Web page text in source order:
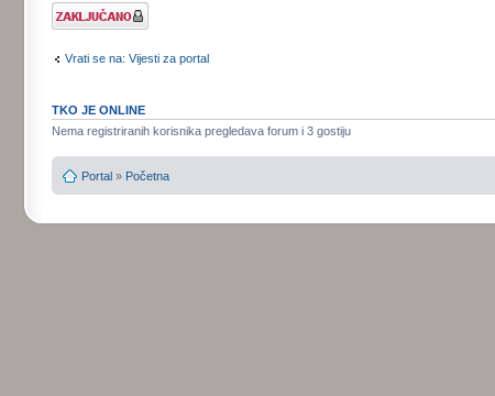
Tema je
zaključana
Vrati se na: Vijesti za portal
TKO JE ONLINE
Nema registriranih korisnika pregledava forum i 3 gostiju
Portal » Početna